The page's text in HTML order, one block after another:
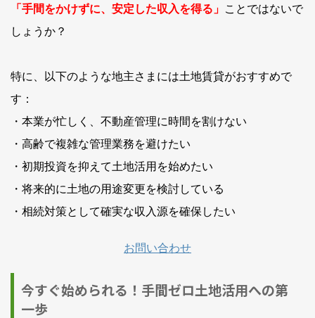
「手間をかけずに、安定した収入を得る」 ことではないで
しょうか？
特に、以下のような地主さまには土地賃貸がおすすめで
す：
・本業が忙しく、不動産管理に時間を割けない
・高齢で複雑な管理業務を避けたい
・初期投資を抑えて土地活用を始めたい
・将来的に土地の用途変更を検討している
・相続対策として確実な収入源を確保したい
お問い合わせ
今すぐ始められる！手間ゼロ土地活用への第
一歩